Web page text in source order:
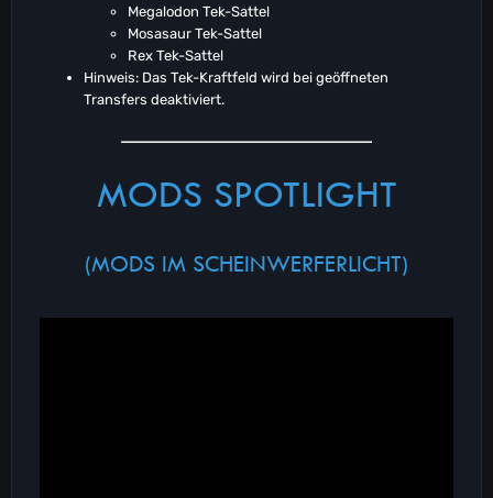
Megalodon Tek-Sattel
Mosasaur Tek-Sattel
Rex Tek-Sattel
Hinweis: Das Tek-Kraftfeld wird bei geöffneten
Transfers deaktiviert.
MODS SPOTLIGHT
(MODS IM SCHEINWERFERLICHT)